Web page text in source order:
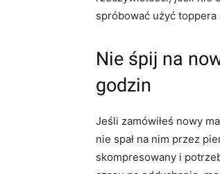
spróbować użyć toppera
Nie śpij na
godzin
Jeśli zamówiłeś nowy
nie spał na nim przez
skompresowany i